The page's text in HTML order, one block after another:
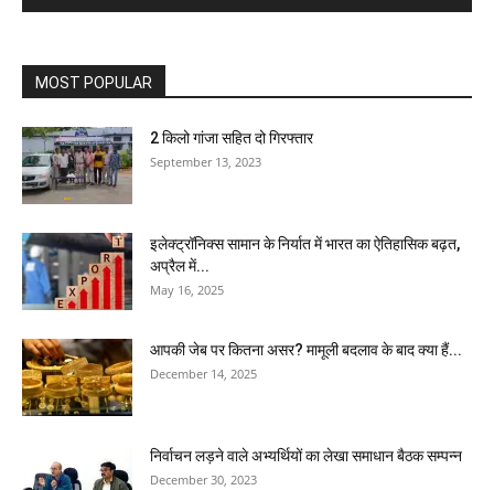
MOST POPULAR
2 किलो गांजा सहित दो गिरफ्तार
September 13, 2023
इलेक्ट्रॉनिक्स सामान के निर्यात में भारत का ऐतिहासिक बढ़त,
अप्रैल में...
May 16, 2025
आपकी जेब पर कितना असर? मामूली बदलाव के बाद क्या हैं...
December 14, 2025
निर्वाचन लड़ने वाले अभ्यर्थियों का लेखा समाधान बैठक सम्पन्न
December 30, 2023